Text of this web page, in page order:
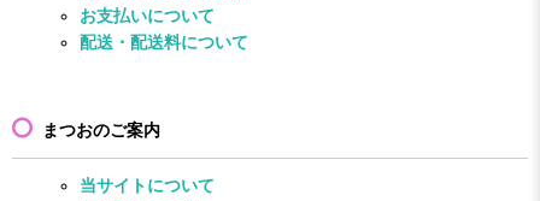
お支払いについて
配送・配送料について
まつおのご案内
当サイトについて